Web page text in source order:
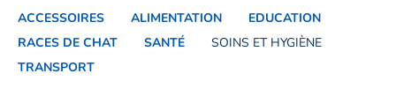
ACCESSOIRES ALIMENTATION
EDUCATION
RACES DE CHAT
SANTÉ
SOINS ET HYGIÈNE
TRANSPORT